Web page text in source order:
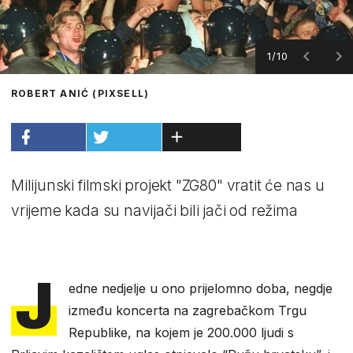
1/10
ROBERT ANIĆ (PIXSELL)
Milijunski filmski projekt "ZG80" vratit će nas u
vrijeme kada su navijači bili jači od režima
J
edne nedjelje u ono prijelomno doba, negdje
između koncerta na zagrebačkom Trgu
Republike, na kojem je 200.000 ljudi s